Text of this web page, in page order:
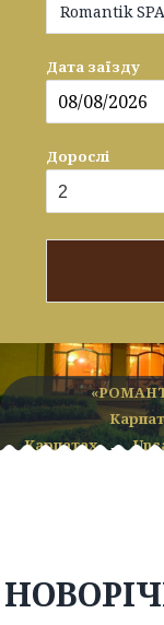
Romantik
Дата заїзду
Дорослі
Карпатах →